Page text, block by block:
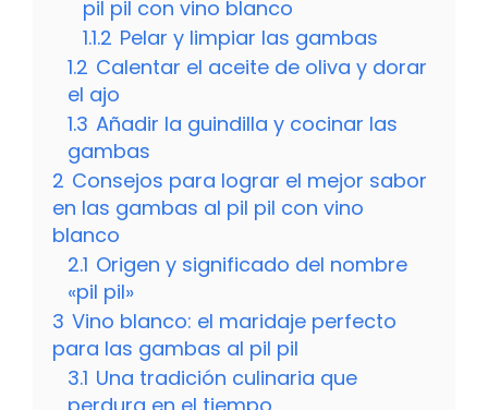
pil pil con vino blanco
1.1.2 Pelar y limpiar las gambas
1.2 Calentar el aceite de oliva y dorar
el ajo
1.3 Añadir la guindilla y cocinar las
gambas
2 Consejos para lograr el mejor sabor
en las gambas al pil pil con vino
blanco
2.1 Origen y significado del nombre
«pil pil»
3 Vino blanco: el maridaje perfecto
para las gambas al pil pil
3.1 Una tradición culinaria que